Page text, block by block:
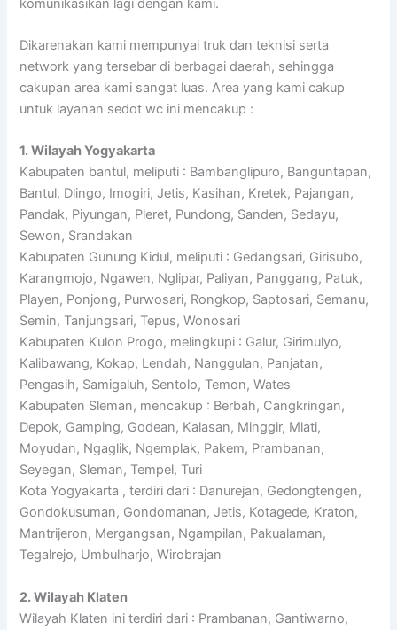
komunikasikan lagi dengan kami.
Dikarenakan kami mempunyai truk dan teknisi serta
network yang tersebar di berbagai daerah, sehingga
cakupan area kami sangat luas. Area yang kami cakup
untuk layanan sedot wc ini mencakup :
1. Wilayah Yogyakarta
Kabupaten bantul, meliputi : Bambanglipuro, Banguntapan,
Bantul, Dlingo, Imogiri, Jetis, Kasihan, Kretek, Pajangan,
Pandak, Piyungan, Pleret, Pundong, Sanden, Sedayu,
Sewon, Srandakan
Kabupaten Gunung Kidul, meliputi : Gedangsari, Girisubo,
Karangmojo, Ngawen, Nglipar, Paliyan, Panggang, Patuk,
Playen, Ponjong, Purwosari, Rongkop, Saptosari, Semanu,
Semin, Tanjungsari, Tepus, Wonosari
Kabupaten Kulon Progo, melingkupi : Galur, Girimulyo,
Kalibawang, Kokap, Lendah, Nanggulan, Panjatan,
Pengasih, Samigaluh, Sentolo, Temon, Wates
Kabupaten Sleman, mencakup : Berbah, Cangkringan,
Depok, Gamping, Godean, Kalasan, Minggir, Mlati,
Moyudan, Ngaglik, Ngemplak, Pakem, Prambanan,
Seyegan, Sleman, Tempel, Turi
Kota Yogyakarta , terdiri dari : Danurejan, Gedongtengen,
Gondokusuman, Gondomanan, Jetis, Kotagede, Kraton,
Mantrijeron, Mergangsan, Ngampilan, Pakualaman,
Tegalrejo, Umbulharjo, Wirobrajan
2. Wilayah Klaten
Wilayah Klaten ini terdiri dari : Prambanan, Gantiwarno,